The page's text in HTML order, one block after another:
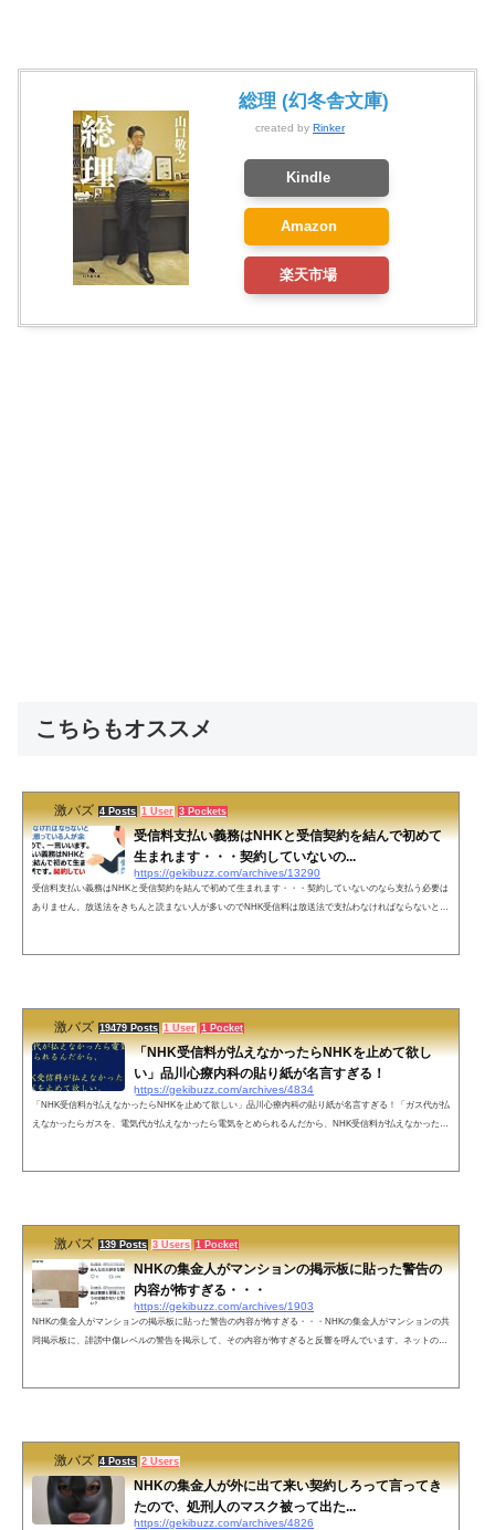
総理 (幻冬舎文庫)
created by Rinker
Kindle
Amazon
楽天市場
こちらもオススメ
激バズ 4 Posts 1 User 3 Pockets
受信料支払い義務はNHKと受信契約を結んで初めて
生まれます・・・契約していないの...
https://gekibuzz.com/archives/13290
受信料支払い義務はNHKと受信契約を結んで初めて生まれます・・・契約していないのなら支払う必要は
ありません。放送法をきちんと読まない人が多いのでNHK受信料は放送法で支払わなければならないとな
激バズ 19479 Posts 1 User 1 Pocket
「NHK受信料が払えなかったらNHKを止めて欲し
い」品川心療内科の貼り紙が名言すぎる！
https://gekibuzz.com/archives/4834
「NHK受信料が払えなかったらNHKを止めて欲しい」品川心療内科の貼り紙が名言すぎる！「ガス代が払
えなかったらガスを、電気代が払えなかったら電気をとめられるんだから、NHK受信料が払えなかったら
激バズ 139 Posts 3 Users 1 Pocket
NHKの集金人がマンションの掲示板に貼った警告の
内容が怖すぎる・・・
https://gekibuzz.com/archives/1903
NHKの集金人がマンションの掲示板に貼った警告の内容が怖すぎる・・・NHKの集金人がマンションの共
同掲示板に、誹謗中傷レベルの警告を掲示して、その内容が怖すぎると反響を呼んでいます。ネットの反
激バズ 4 Posts 2 Users
NHKの集金人が外に出て来い契約しろって言ってき
たので、処刑人のマスク被って出た...
https://gekibuzz.com/archives/4826